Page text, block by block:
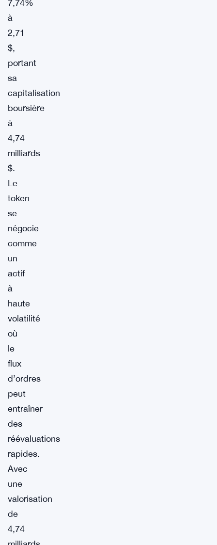
7,74%
à
2,71
$,
portant
sa
capitalisation
boursière
à
4,74
milliards
$.
Le
token
se
négocie
comme
un
actif
à
haute
volatilité
où
le
flux
d’ordres
peut
entraîner
des
réévaluations
rapides.
Avec
une
valorisation
de
4,74